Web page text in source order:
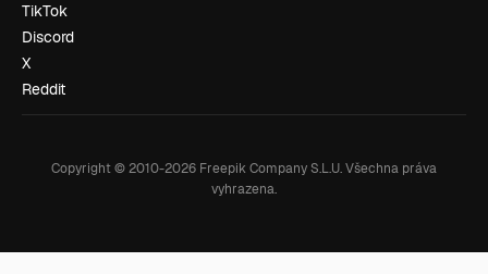
TikTok
Discord
X
Reddit
Copyright © 2010-2026 Freepik Company S.L.U.Všechna práva
vyhrazena.